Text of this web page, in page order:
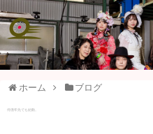
ホーム ブログ
何億年先でも始動。